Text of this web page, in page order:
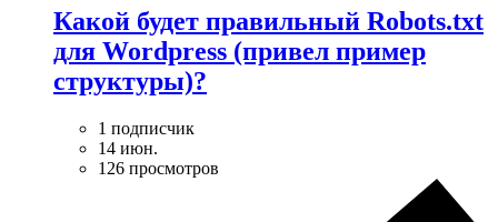
Какой будет правильный Robots.txt
для Wordpress (привел пример
структуры)?
1 подписчик
14 июн.
126 просмотров